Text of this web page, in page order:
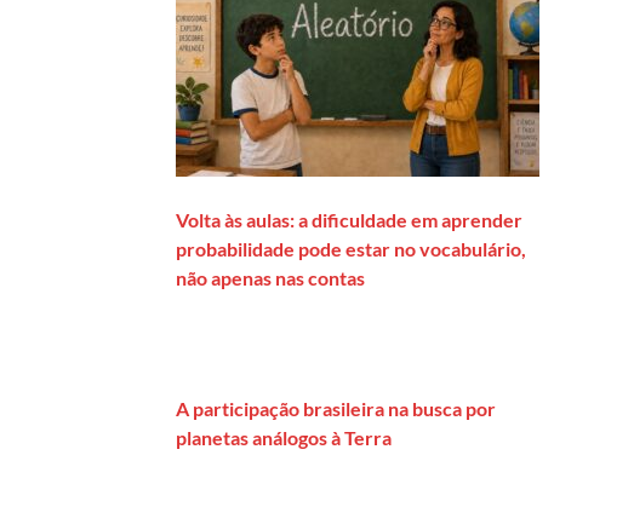
Volta às aulas: a dificuldade em aprender
probabilidade pode estar no vocabulário,
não apenas nas contas
A participação brasileira na busca por
planetas análogos à Terra